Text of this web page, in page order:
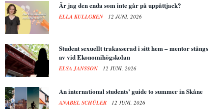
Är jag den enda som inte går på uppåttjack?
ELLA KULLGREN 12 JUNI, 2026
Student sexuellt trakasserad i sitt hem – mentor stängs
av vid Ekonomihögskolan
ELSA JANSSON 12 JUNI, 2026
An international students’ guide to summer in Skåne
ANABEL SCHÜLER 12 JUNI, 2026